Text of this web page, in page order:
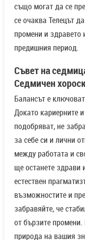
също могат да се
се очаква Телецът
промени и здравето
предишния период.
Съвет на
Седмичен
Балансът е
Докато кариерните
подобряват, не
за себе си и лични
между работата и
ще останете здрави
естествен
възможностите и
забравяйте, че
от бързите
природа на вашия